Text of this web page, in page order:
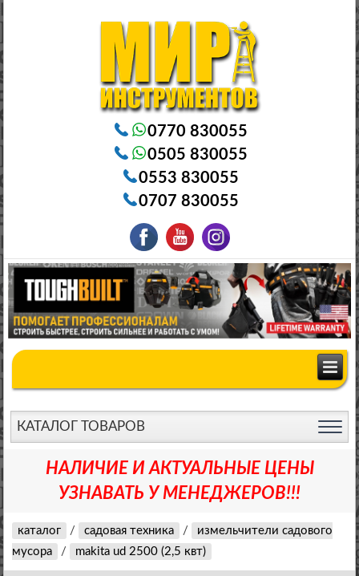
0770 830055
0505 830055
0553 830055
0707 830055
КАТАЛОГ ТОВАРОВ
НАЛИЧИЕ И АКТУАЛЬНЫЕ ЦЕНЫ
УЗНАВАТЬ У МЕНЕДЖЕРОВ!!!
каталог / садовая техника /
измельчители садового
мусора
/ makita ud 2500 (2,5 квт)